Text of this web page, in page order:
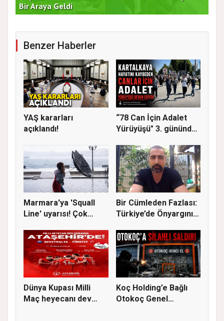
Bir Araya Geldi
Benzer Haberler
YAŞ kararları
açıklandı!
“78 Can İçin Adalet
Yürüyüşü" 3. gününde
Marmara'ya 'Squall
Line' uyarısı! Çok
Bir Cümleden Fazlası:
Türkiye’de Önyargının
Dünya Kupası Milli
Maç heyecanı dev
Koç Holding’e Bağlı
Otokoç Genel